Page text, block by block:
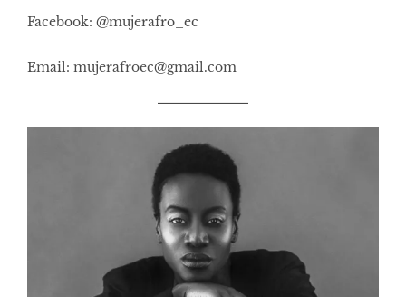
Facebook: @mujerafro_ec
Email: mujerafroec@gmail.com